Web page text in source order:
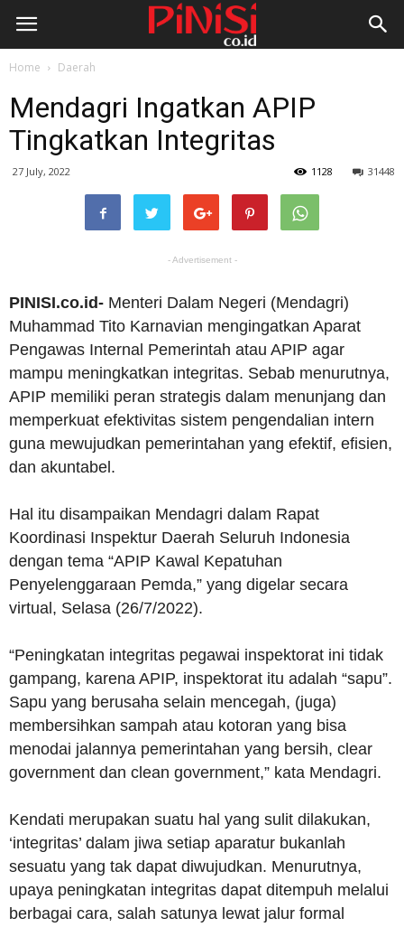
Home Daerah
Mendagri Ingatkan APIP
Tingkatkan Integritas
27 July, 2022 31448
1128
- Advertisement -
PINISI.co.id- Menteri Dalam Negeri (Mendagri)
Muhammad Tito Karnavian mengingatkan Aparat
Pengawas Internal Pemerintah atau APIP agar
mampu meningkatkan integritas. Sebab menurutnya,
APIP memiliki peran strategis dalam menunjang dan
memperkuat efektivitas sistem pengendalian intern
guna mewujudkan pemerintahan yang efektif, efisien,
dan akuntabel.
Hal itu disampaikan Mendagri dalam Rapat
Koordinasi Inspektur Daerah Seluruh Indonesia
dengan tema “APIP Kawal Kepatuhan
Penyelenggaraan Pemda,” yang digelar secara
virtual, Selasa (26/7/2022).
“Peningkatan integritas pegawai inspektorat ini tidak
gampang, karena APIP, inspektorat itu adalah “sapu”.
Sapu yang berusaha selain mencegah, (juga)
membersihkan sampah atau kotoran yang bisa
menodai jalannya pemerintahan yang bersih, clear
government dan clean government,” kata Mendagri.
Kendati merupakan suatu hal yang sulit dilakukan,
‘integritas’ dalam jiwa setiap aparatur bukanlah
sesuatu yang tak dapat diwujudkan. Menurutnya,
upaya peningkatan integritas dapat ditempuh melalui
berbagai cara, salah satunya lewat jalur formal